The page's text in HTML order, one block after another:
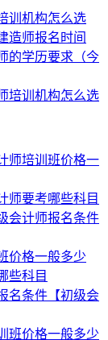
训机构怎么选
造师报名时间
的学历要求（今
培训机构怎么选
师培训班价格一
师要考哪些科目
会计师报名条件
价格一般多少
些科目
名条件【初级会
班价格一般多少